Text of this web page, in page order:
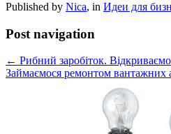
Published by Nica, in Идеи для
Post navigation
← Рибний заробіток.
Займаємося ремонтом вантажних